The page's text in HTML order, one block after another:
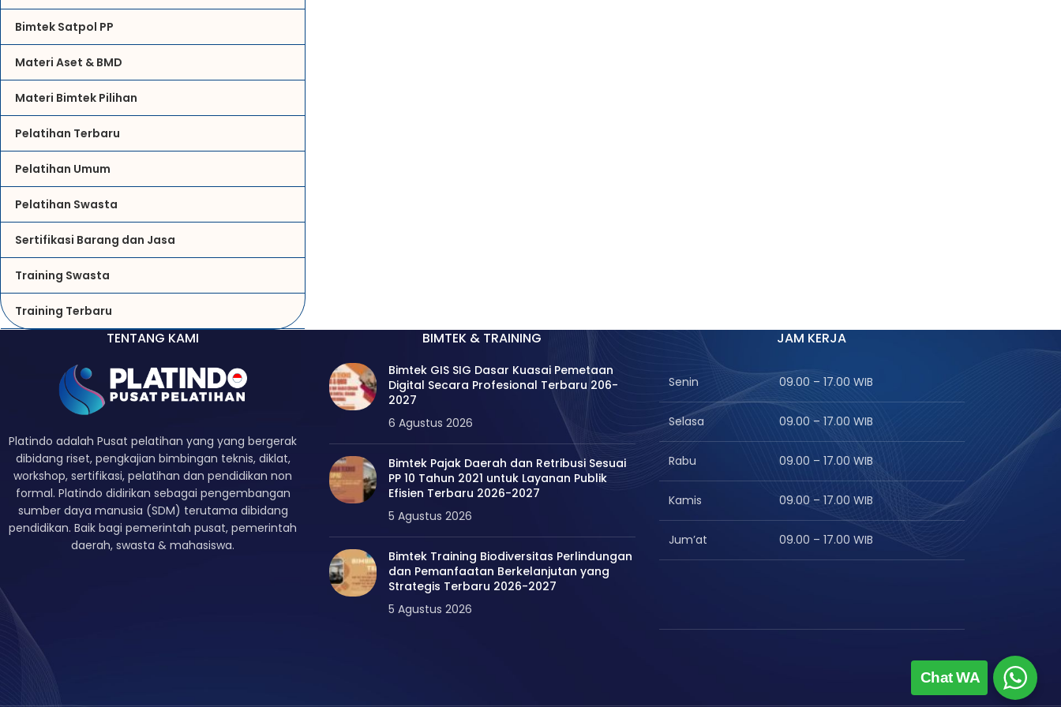
Bimtek Satpol PP
Materi Aset & BMD
Materi Bimtek Pilihan
Pelatihan Terbaru
Pelatihan Umum
Pelatihan Swasta
Sertifikasi Barang dan Jasa
Training Swasta
Training Terbaru
TENTANG KAMI
Platindo adalah Pusat pelatihan yang yang bergerak
dibidang riset, pengkajian bimbingan teknis, diklat,
workshop, sertifikasi, pelatihan dan pendidikan non
formal. Platindo didirikan sebagai pengembangan
sumber daya manusia (SDM) terutama dibidang
pendidikan. Baik bagi pemerintah pusat, pemerintah
daerah, swasta & mahasiswa.
BIMTEK & TRAINING
Bimtek GIS SIG Dasar Kuasai Pemetaan
Digital Secara Profesional Terbaru 206-
2027
6 Agustus 2026
Bimtek Pajak Daerah dan Retribusi Sesuai
PP 10 Tahun 2021 untuk Layanan Publik
Efisien Terbaru 2026-2027
5 Agustus 2026
Bimtek Training Biodiversitas Perlindungan
dan Pemanfaatan Berkelanjutan yang
Strategis Terbaru 2026-2027
5 Agustus 2026
JAM KERJA
Senin 09.00 – 17.00 WIB
Selasa 09.00 – 17.00 WIB
Rabu 09.00 – 17.00 WIB
Kamis 09.00 – 17.00 WIB
Jum’at 09.00 – 17.00 WIB
Chat WA